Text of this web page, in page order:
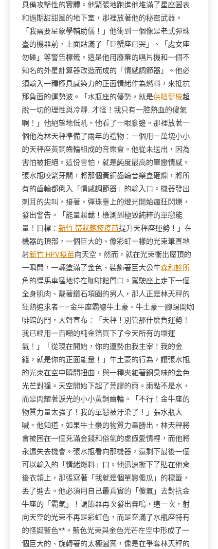
具備攻擊性的實體。他緊張地跑進他堆滿了星座圖表
和過期甜甜圈的地下室，那裡放著他的秘密武器。
「我需要星象學輔助儀！」他衝到一個像是老式彈珠
臺的機器前，上面貼滿了「巨蟹座已哭」、「處女座
勿碰」等警告標籤。這是他用廢棄的唱片機和一個不
知名的外星計算器改造而成的「情感調節器」。他必
須輸入一種極具感染力的正面情緒作為燃料，來抵抗
那負面的運勢波。「水瓶座的優勢，就是供膳健檢超
脫一切的理性與冷靜…才怪！我只有一腔熱血的傻氣
啊！」他絕望地低吼。他看了一眼腳邊。那裡放著一
個他為林天秤準備了兩年的禮物：一個用一萬塊小小
的天秤座黃銅齒輪組成的音樂盒。他從未送出，因為
害怕被拒絕。這份害怕，就是純度最高的單戀情感。
張水瓶咬緊牙關，將那個黃銅齒輪音樂盒砸爛，將所
有的齒輪都倒入「情感調節器」的輸入口。機器發出
刺耳的尖叫，接著，彈珠臺上的燈光開始瘋狂閃爍，
發出警告。「能量超載！檢測到極致純粹的單戀能
量！目標： 新竹 帶狀皰疹疫苗提升天秤座運勢！」在
機器的頂部，一個巨大的、像彩虹一樣的光束筆直地
射新竹 HPV疫苗向天空。然而，就在光束衝出屋頂的
一瞬間，一輛塗滿了金色、裝飾著巨大公牛森和診所
角的悍馬車猛地停在咖啡館門口。駕駛座上走下一個
全身肌肉、戴著鑽石項圈的男人，那人正是林天秤的
狂熱追求者——金牛座霸總牛土豪。牛土豪一腳踢開咖
啡館的門，大聲宣布：「天秤！別管那什麼負運勢！
我已經用一百噸的純金箔買下了今天所有的壞運
氣！」「從現在開始，你的運勢由我主宰！我的金
錢，就是你的正面能量！」牛土豪的行為，讓張水瓶
的光束在空中瞬間扭曲，與一種夾雜著銅臭味的金色
光芒對撞。天空開始下起了荒謬的雨。雨點不是水，
而是閃耀著淚光的小小黃銅齒輪。「不行！金牛座的
物質力量太強了！我的單戀被汙染了！」張水瓶大
喊。他知道，如果牛土豪的物質力量勝出，林天秤將
會被困在一個充滿金錢和俗氣的虛假愛情裡，而他將
永遠失去機會。張水瓶看向那機器，還剩下最後一個
可以輸入的「情緒燃料」口。他迅速撕下了貼在他背
後衣領上，那張寫著「我就是個單戀傻瓜」的標籤，
丟了進去。他必須用自己最真實的「傻氣」去對抗金
牛座的「霸氣」！調節器再次發出轟鳴，這一次，射
向天空的光束不再是彩虹色，而是充滿了水瓶座特有
的怪誕藍色**。藍色光束與金色光芒在空中形成了一
個巨大的、旋轉著的太極圖案，像是在爭奪林天秤的